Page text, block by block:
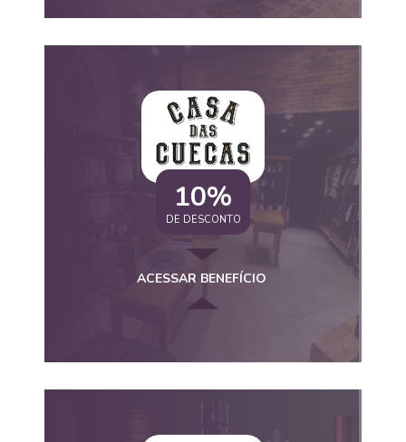
10%
DE DESCONTO
ACESSAR BENEFÍCIO